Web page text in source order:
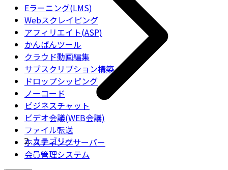
Eラーニング(LMS)
Webスクレイピング
アフィリエイト(ASP)
かんばんツール
クラウド動画編集
サブスクリプション構築
ドロップシッピング
ノーコード
ビジネスチャット
ビデオ会議(WEB会議)
ファイル転送
ホスティングサーバー
会員管理システム
カテゴリー